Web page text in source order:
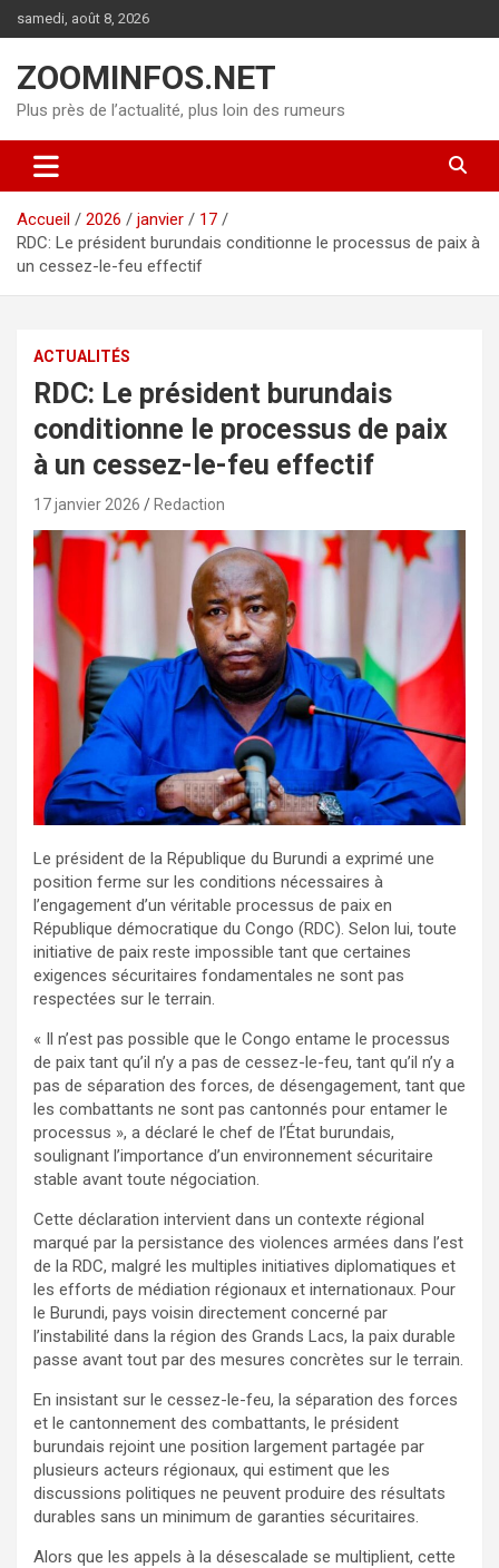
au
samedi, août 8, 2026
ZOOMINFOS.NET
Plus près de l’actualité, plus loin des rumeurs
Accueil 2026 janvier
17
RDC: Le président burundais conditionne le processus de paix à
un cessez-le-feu effectif
ACTUALITÉS
RDC: Le président burundais
conditionne le processus de paix
à un cessez-le-feu effectif
17 janvier 2026 Redaction
Le président de la République du Burundi a exprimé une
position ferme sur les conditions nécessaires à
l’engagement d’un véritable processus de paix en
République démocratique du Congo (RDC). Selon lui, toute
initiative de paix reste impossible tant que certaines
exigences sécuritaires fondamentales ne sont pas
respectées sur le terrain.
« Il n’est pas possible que le Congo entame le processus
de paix tant qu’il n’y a pas de cessez-le-feu, tant qu’il n’y a
pas de séparation des forces, de désengagement, tant que
les combattants ne sont pas cantonnés pour entamer le
processus », a déclaré le chef de l’État burundais,
soulignant l’importance d’un environnement sécuritaire
stable avant toute négociation.
Cette déclaration intervient dans un contexte régional
marqué par la persistance des violences armées dans l’est
de la RDC, malgré les multiples initiatives diplomatiques et
les efforts de médiation régionaux et internationaux. Pour
le Burundi, pays voisin directement concerné par
l’instabilité dans la région des Grands Lacs, la paix durable
passe avant tout par des mesures concrètes sur le terrain.
En insistant sur le cessez-le-feu, la séparation des forces
et le cantonnement des combattants, le président
burundais rejoint une position largement partagée par
plusieurs acteurs régionaux, qui estiment que les
discussions politiques ne peuvent produire des résultats
durables sans un minimum de garanties sécuritaires.
Alors que les appels à la désescalade se multiplient, cette